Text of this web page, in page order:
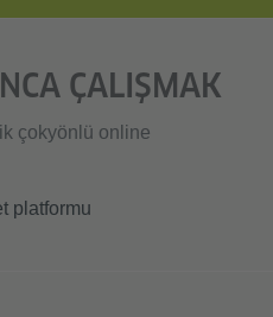
ÇALIŞMAK
çokyönlü online
platformu